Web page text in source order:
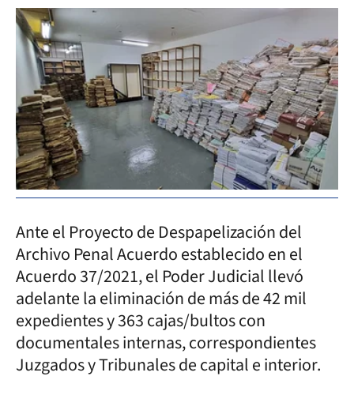
Ante el Proyecto de Despapelización del
Archivo Penal Acuerdo establecido en el
Acuerdo 37/2021, el Poder Judicial llevó
adelante la eliminación de más de 42 mil
expedientes y 363 cajas/bultos con
documentales internas, correspondientes
Juzgados y Tribunales de capital e interior.